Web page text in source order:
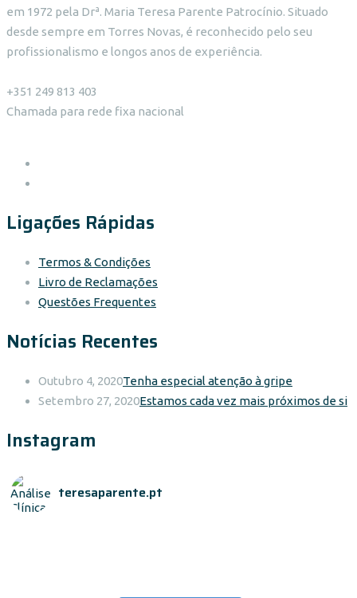
em 1972 pela Drª. Maria Teresa Parente Patrocínio. Situado
desde sempre em Torres Novas, é reconhecido pelo seu
profissionalismo e longos anos de experiência.
+351 249 813 403
Chamada para rede fixa nacional
Ligações Rápidas
Termos & Condições
Livro de Reclamações
Questões Frequentes
Notícias Recentes
Outubro 4, 2020Tenha especial atenção à gripe
Setembro 27, 2020Estamos cada vez mais próximos de si
Instagram
teresaparente.pt